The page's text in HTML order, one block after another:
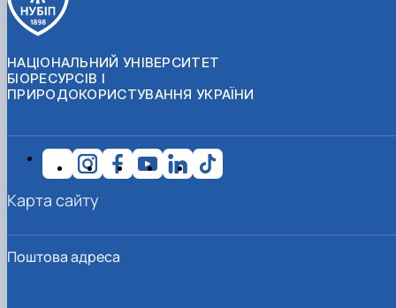
НАЦІОНАЛЬНИЙ УНІВЕРСИТЕТ
БІОРЕСУРСІВ І
ПРИРОДОКОРИСТУВАННЯ УКРАЇНИ
Поштова адреса
Карта сайту